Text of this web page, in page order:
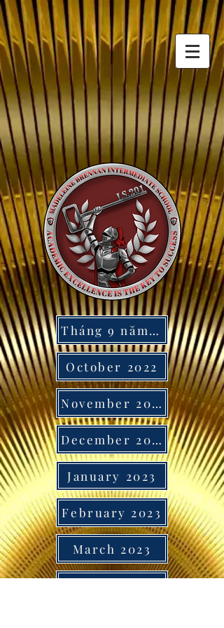
Tháng 9 năm 2021
October 2022
November 2022
December 2022
January 2023
February 2023
March 2023